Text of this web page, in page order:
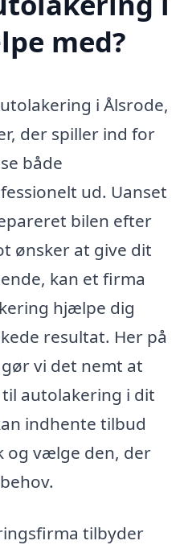
med?
i Ålsrode,
der spiller ind for
både
ud. Uanset
bilen efter
ønsker at give dit
kan et firma
hjælpe dig
resultat. Her på
vi det nemt at
autolakering i dit
indhente tilbud
og vælge den, der
tilbyder